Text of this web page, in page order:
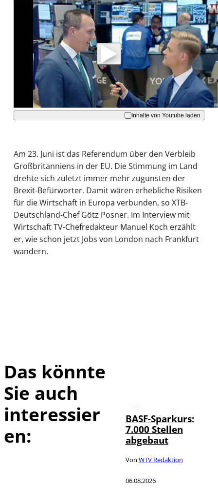
Mit der Wiedergabe dieses Videos werden
Daten an Youtube übertragen.
Hinweise dazu erhalten Sie in der Datenschutzerklärung .
Akzeptieren
Inhalte von Youtube laden
Am 23. Juni ist das Referendum über den Verbleib
Großbritanniens in der EU. Die Stimmung im Land
drehte sich zuletzt immer mehr zugunsten der
Brexit-Befürworter. Damit wären erhebliche Risiken
für die Wirtschaft in Europa verbunden, so XTB-
Deutschland-Chef Götz Posner. Im Interview mit
Wirtschaft TV-Chefredakteur Manuel Koch erzählt
er, wie schon jetzt Jobs von London nach Frankfurt
wandern.
Das könnte
Sie auch
interessier
en:
BASF-Sparkurs:
7.000 Stellen
abgebaut
Von WTV Redaktion
06.08.2026